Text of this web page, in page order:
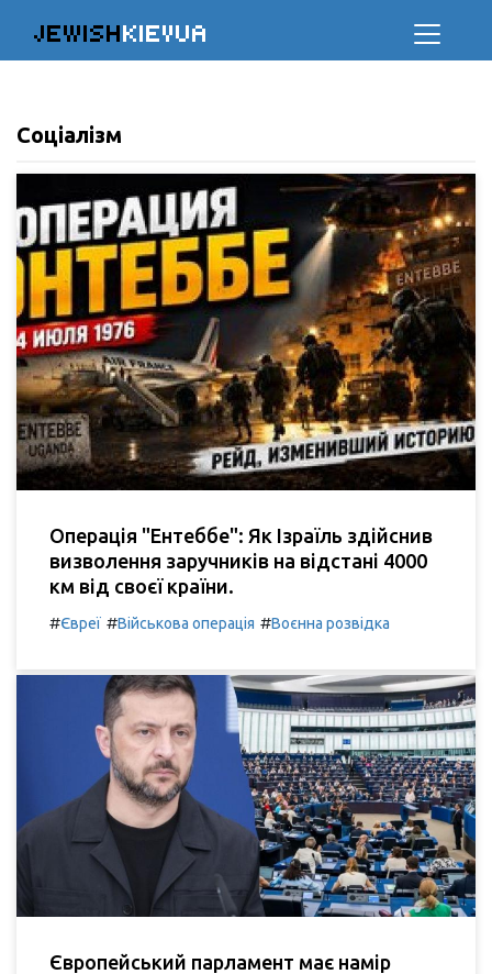
JEWISHKIEVUA
Соціалізм
Операція "Ентеббе": Як Ізраїль здійснив
визволення заручників на відстані 4000
км від своєї країни.
#Євреї #Військова операція #Воєнна розвідка
Європейський парламент має намір